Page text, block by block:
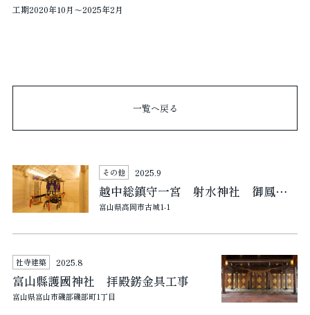
工期2020年10月～2025年2月
一覧へ戻る
その他 2025.9
越中総鎮守一宮 射水神社 御鳳輦 新造
富山県高岡市古城1‐1
社寺建築 2025.8
富山縣護國神社 拝殿錺金具工事
富山県富山市磯部磯部町1丁目